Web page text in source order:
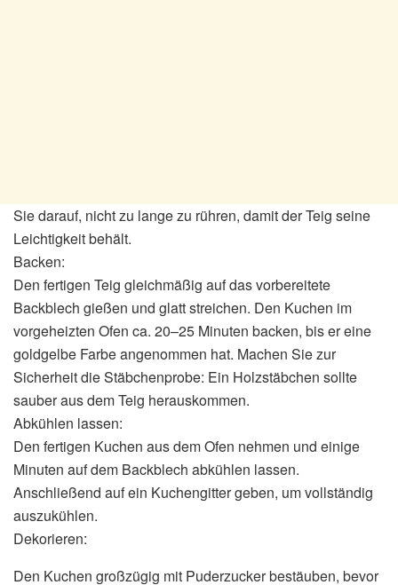
Sie darauf, nicht zu lange zu rühren, damit der Teig seine
Leichtigkeit behält.
Backen:
Den fertigen Teig gleichmäßig auf das vorbereitete
Backblech gießen und glatt streichen. Den Kuchen im
vorgeheizten Ofen ca. 20–25 Minuten backen, bis er eine
goldgelbe Farbe angenommen hat. Machen Sie zur
Sicherheit die Stäbchenprobe: Ein Holzstäbchen sollte
sauber aus dem Teig herauskommen.
Abkühlen lassen:
Den fertigen Kuchen aus dem Ofen nehmen und einige
Minuten auf dem Backblech abkühlen lassen.
Anschließend auf ein Kuchengitter geben, um vollständig
auszukühlen.
Dekorieren:
Den Kuchen großzügig mit Puderzucker bestäuben, bevor